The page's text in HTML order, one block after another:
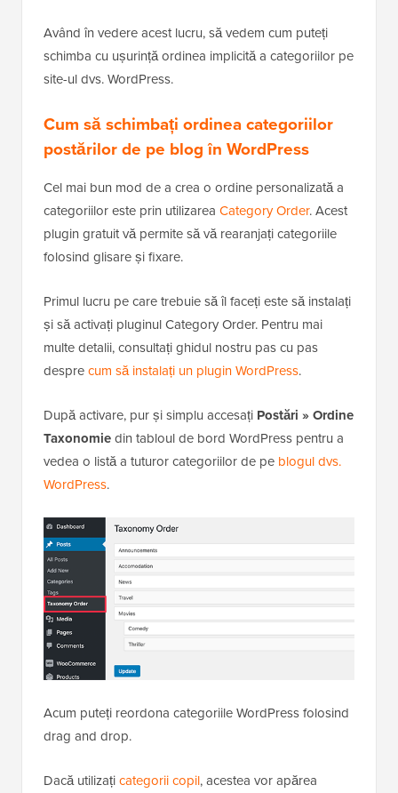
Având în vedere acest lucru, să vedem cum puteți
schimba cu ușurință ordinea implicită a categoriilor pe
site-ul dvs. WordPress.
Cum să schimbați ordinea categoriilor
postărilor de pe blog în WordPress
Cel mai bun mod de a crea o ordine personalizată a
categoriilor este prin utilizarea Category Order. Acest
plugin gratuit vă permite să vă rearanjați categoriile
folosind glisare și fixare.
Primul lucru pe care trebuie să îl faceți este să instalați
și să activați pluginul Category Order. Pentru mai
multe detalii, consultați ghidul nostru pas cu pas
desprecum să instalați un plugin WordPress.
După activare, pur și simplu accesați Postări » Ordine
Taxonomiedin tabloul de bord WordPress pentru a
vedea o listă a tuturor categoriilor de pe blogul dvs.
WordPress.
Acum puteți reordona categoriile WordPress folosind
drag and drop.
Dacă utilizațicategorii copil, acestea vor apărea